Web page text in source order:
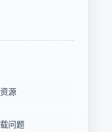
源
问题